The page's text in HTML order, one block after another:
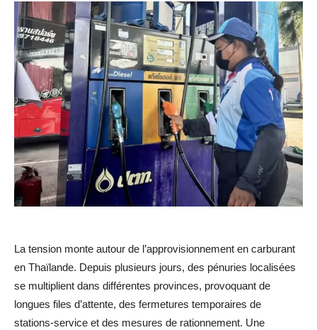
La tension monte autour de l’approvisionnement en carburant
en Thaïlande. Depuis plusieurs jours, des pénuries localisées
se multiplient dans différentes provinces, provoquant de
longues files d’attente, des fermetures temporaires de
stations-service et des mesures de rationnement. Une